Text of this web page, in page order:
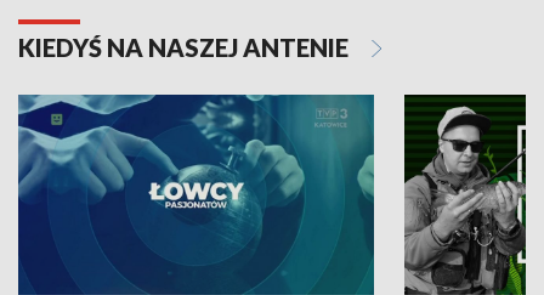
KIEDYŚ NA NASZEJ ANTENIE